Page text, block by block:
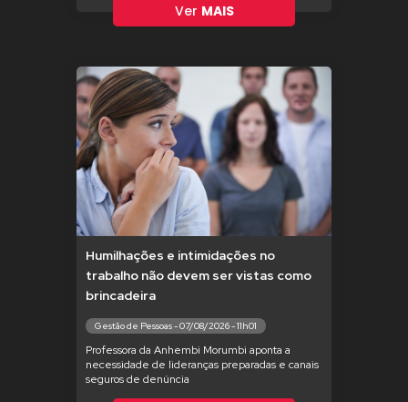
Ver MAIS
Humilhações e intimidações no
trabalho não devem ser vistas como
brincadeira
Gestão de Pessoas - 07/08/2026 - 11h01
Professora da Anhembi Morumbi aponta a
necessidade de lideranças preparadas e canais
seguros de denúncia